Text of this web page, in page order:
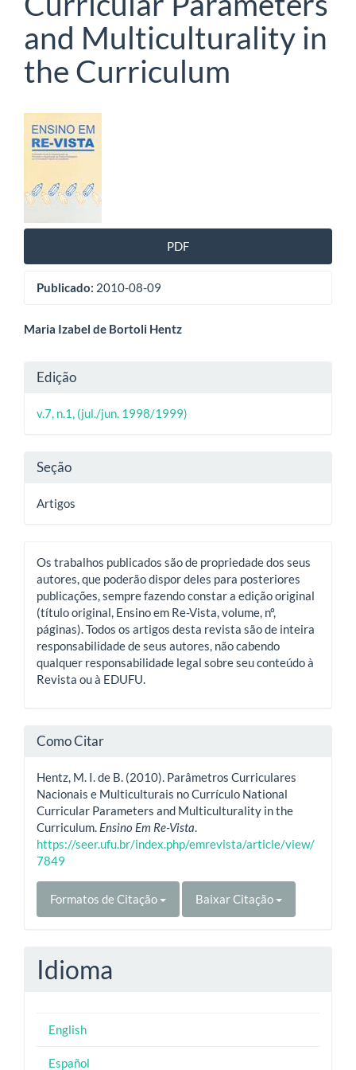
and Multiculturality in
the Curriculum
Barra
lateral
de
artigos
PDF
Publicado: 2010-08-09
Conteúdo
artigo
principal
Maria Izabel de Bortoli Hentz
Detalhes
do
artigo
Edição
v.7, n.1, (jul./jun. 1998/1999)
Seção
Artigos
Os trabalhos publicados são de propriedade dos seus
autores, que poderão dispor deles para posteriores
publicações, sempre fazendo constar a edição original
(título original, Ensino em Re-Vista, volume, nº,
páginas). Todos os artigos desta revista são de inteira
responsabilidade de seus autores, não cabendo
qualquer responsabilidade legal sobre seu conteúdo à
Revista ou à EDUFU.
Como Citar
Hentz, M. I. de B. (2010). Parâmetros Curriculares
Nacionais e Multiculturais no Currículo National
Curricular Parameters and Multiculturality in the
Curriculum. Ensino Em Re-Vista.
https://seer.ufu.br/index.php/emrevista/article/view/
7849
Formatos de Citação Baixar Citação
Idioma
English
Español